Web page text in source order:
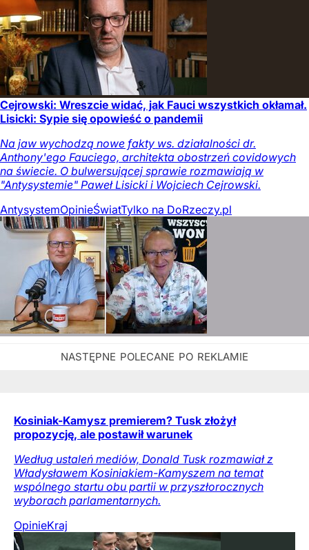
Cejrowski: Wreszcie widać, jak Fauci wszystkich okłamał.
Lisicki: Sypie się opowieść o pandemii
Na jaw wychodzą nowe fakty ws. działalności dr.
Anthony'ego Fauciego, architekta obostrzeń covidowych
na świecie. O bulwersującej sprawie rozmawiają w
"Antysystemie" Paweł Lisicki i Wojciech Cejrowski.
AntysystemOpinieŚwiatTylko na DoRzeczy.pl
Kosiniak-Kamysz premierem? Tusk złożył
propozycję, ale postawił warunek
Według ustaleń mediów, Donald Tusk rozmawiał z
Władysławem Kosiniakiem-Kamyszem na temat
wspólnego startu obu partii w przyszłorocznych
wyborach parlamentarnych.
OpinieKraj